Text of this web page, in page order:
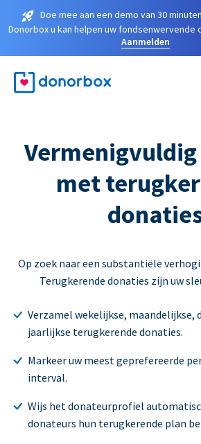
Doe mee aan een demo van 30
Donorbox u kan helpen uw fondsenwervende
Aanmelden
met
Op zoek naar een substantiële
Terugkerende donaties zijn uw
Verzamel wekelijkse, maandelijkse,
jaarlijkse terugkerende donaties.
Markeer uw meest geprefereerde
interval.
Wijs het donateurprofiel
donateurs hun terugkerende plan